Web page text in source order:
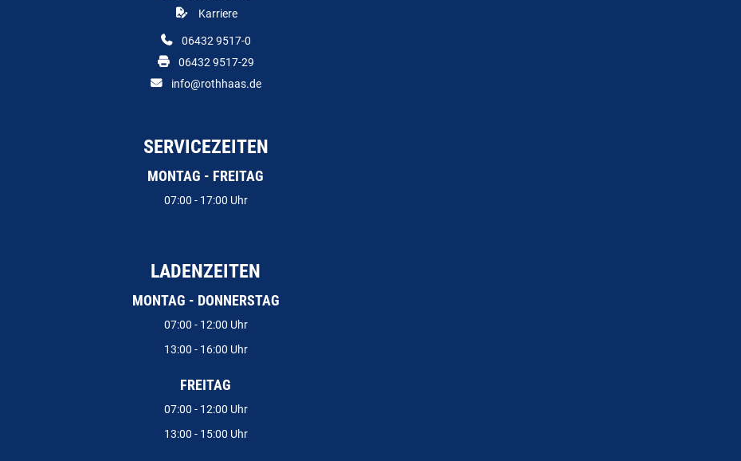
Karriere
06432 9517-0
06432 9517-29
info@rothhaas.de
SERVICEZEITEN
MONTAG - FREITAG
07:00 - 17:00 Uhr
LADENZEITEN
MONTAG - DONNERSTAG
07:00 - 12:00 Uhr
13:00 - 16:00 Uhr
FREITAG
07:00 - 12:00 Uhr
13:00 - 15:00 Uhr